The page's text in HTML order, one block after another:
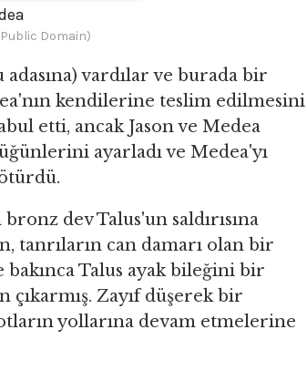
Domain)
vardılar ve burada bir
kendilerine teslim edilmesini
etti, ancak Jason ve Medea
ayarladı ve Medea'yı
dev Talus'un saldırısına
tanrıların can damarı olan bir
bakınca Talus ayak bileğini bir
çıkarmış. Zayıf düşerek bir
yollarına devam etmelerine